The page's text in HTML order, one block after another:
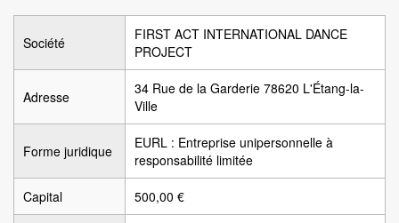
Société
FIRST ACT INTERNATIONAL DANCE
PROJECT
Adresse
34 Rue de la Garderie 78620 L'Étang-la-
Ville
Forme juridique
EURL : Entreprise unipersonnelle à
responsabilité limitée
Capital 500,00 €